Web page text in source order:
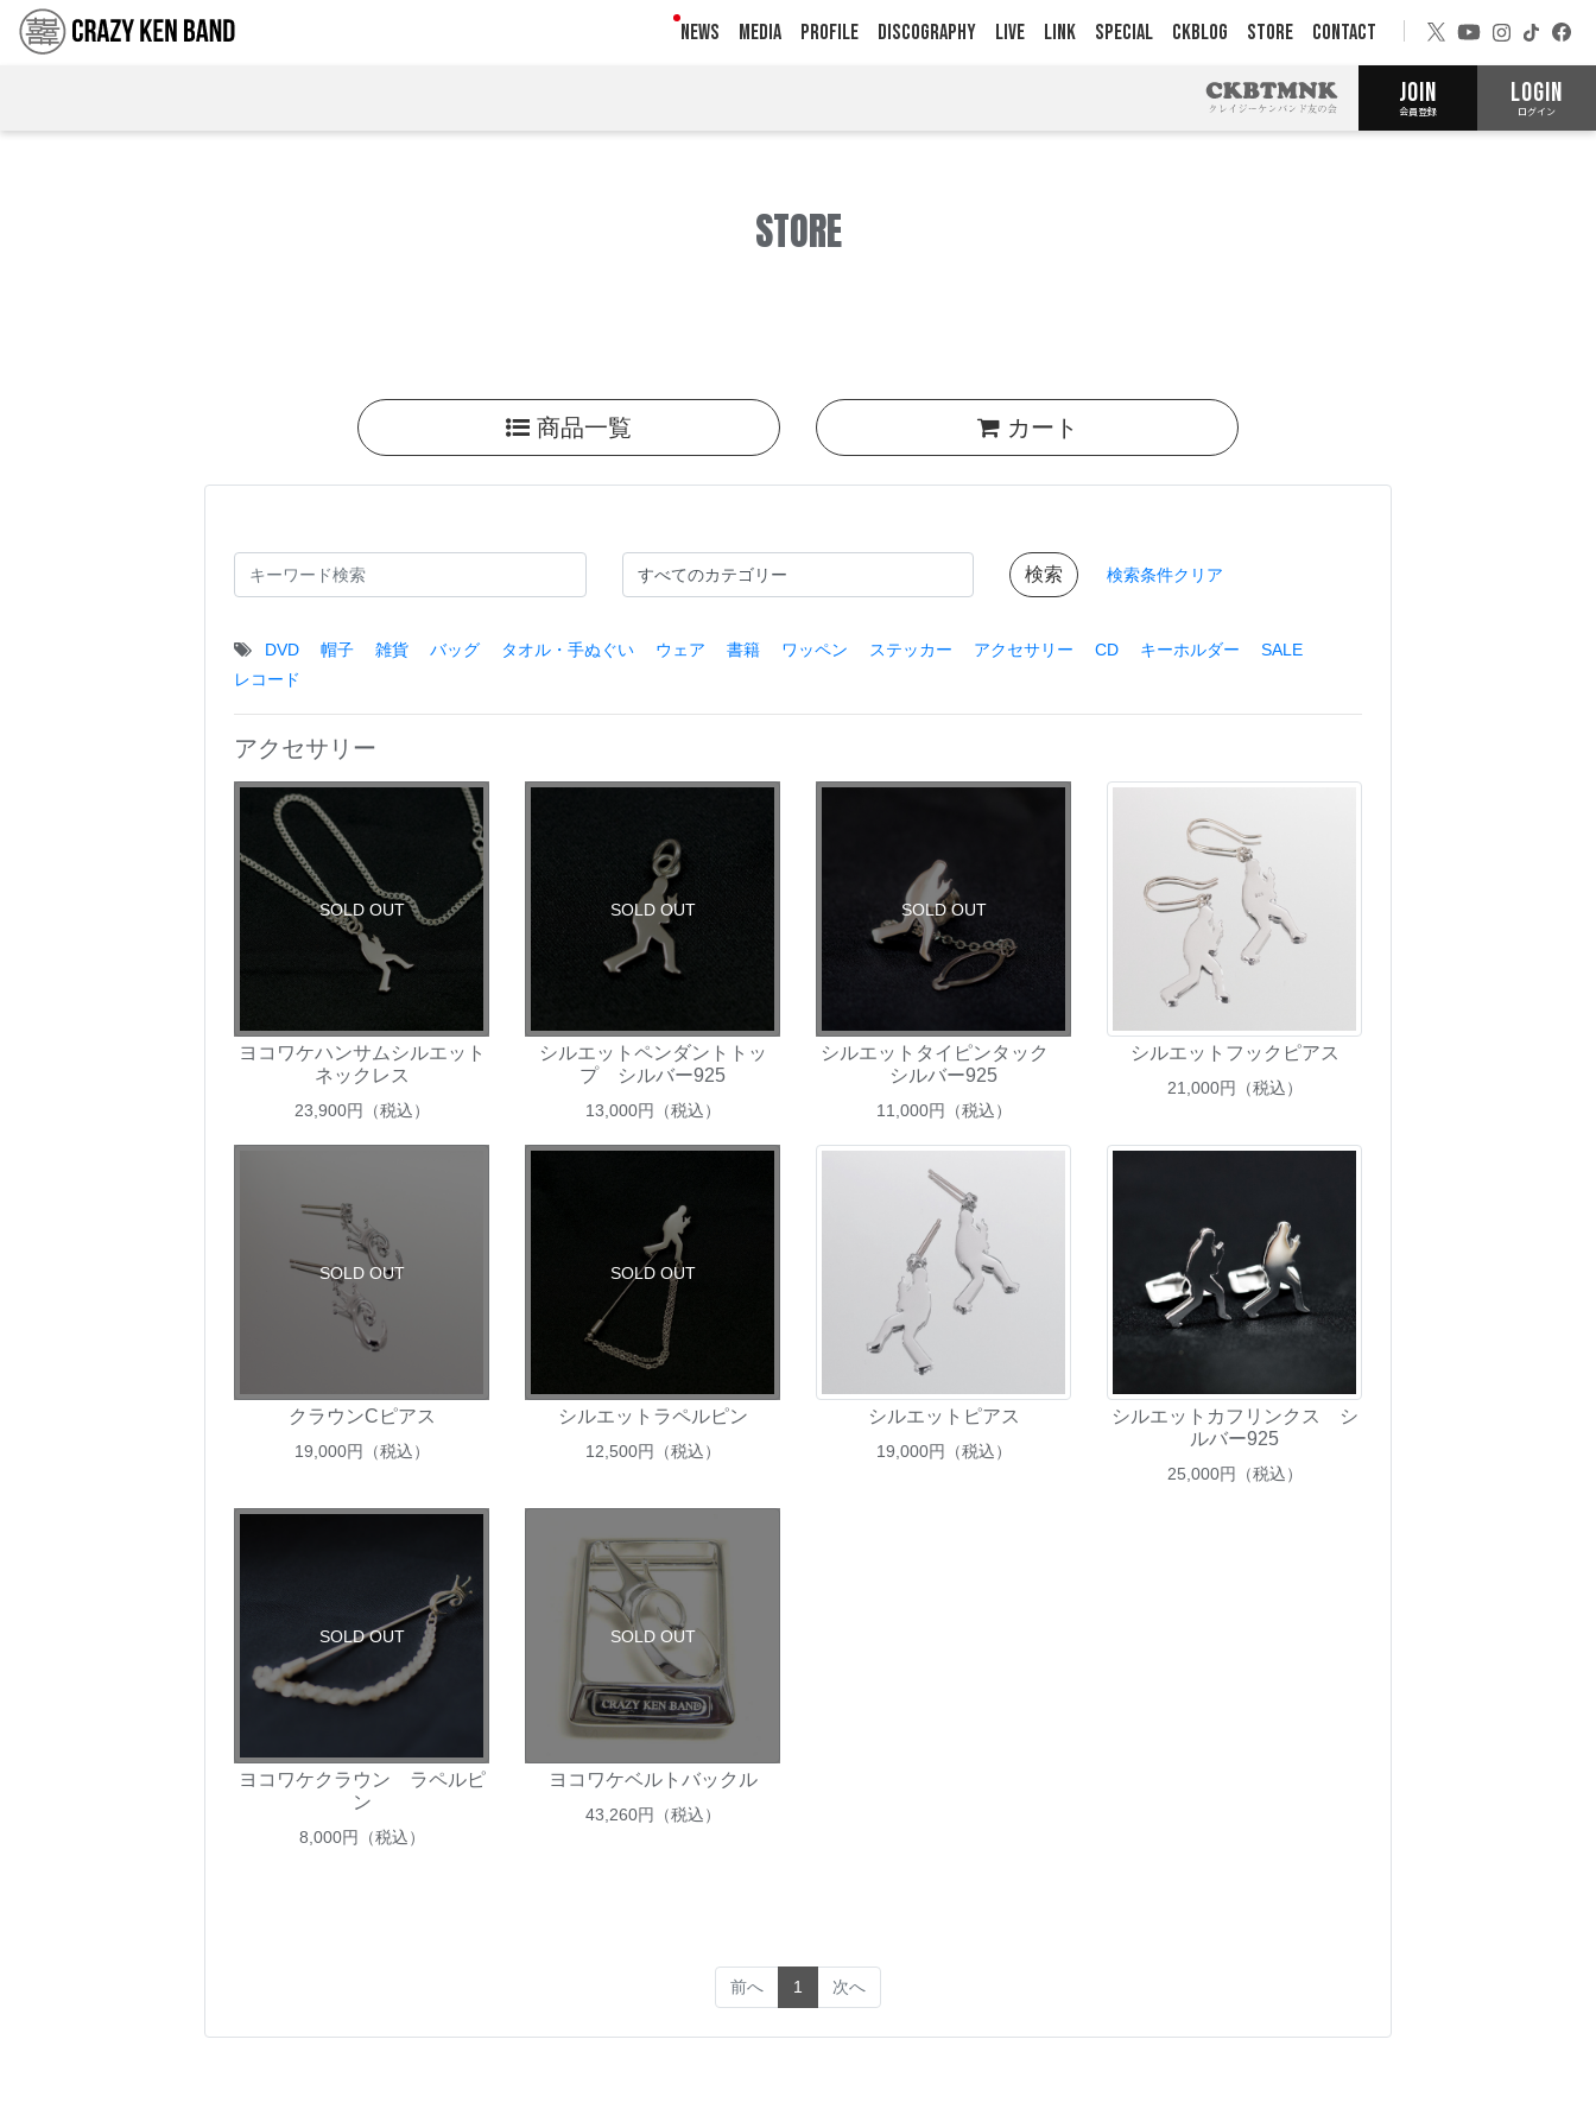
NEWS MEDIA PROFILE DISCOGRAPHY LIVE LINK SPECIAL CKBLOG STORE CONTACT
JOIN
会員登録
LOGIN
ログイン
STORE
商品一覧 カート
検索条件クリア
DVD 帽子 雑貨 バッグ タオル・手ぬぐい ウェア 書籍 ワッペン ステッカー アクセサリー CD キーホルダー
SALE
レコード
アクセサリー
SOLD OUT
ヨコワケハンサムシルエット
ネックレス
23,900円（税込）
SOLD OUT
シルエットペンダントトッ
プ シルバー925
13,000円（税込）
SOLD OUT
シルエットタイピンタック
シルバー925
11,000円（税込）
シルエットフックピアス
21,000円（税込）
SOLD OUT
クラウンCピアス
19,000円（税込）
SOLD OUT
シルエットラペルピン
12,500円（税込）
シルエットピアス
19,000円（税込）
シルエットカフリンクス シ
ルバー925
25,000円（税込）
SOLD OUT
ヨコワケクラウン ラペルピ
ン
8,000円（税込）
SOLD OUT
ヨコワケベルトバックル
43,260円（税込）
前へ 1 (current)
次へ